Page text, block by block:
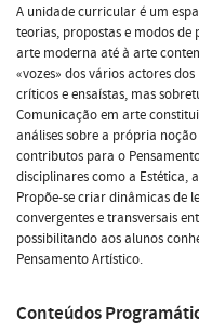
A unidade curricular é um
teorias, propostas e modos de
arte moderna até à arte
«vozes» dos vários actores
críticos e ensaístas, mas
Comunicação em arte
análises sobre a própria
contributos para o
disciplinares como a Estética,
Propõe-se criar dinâmicas de
convergentes e transversais
possibilitando aos alunos
Pensamento Artístico.
Conteúdos